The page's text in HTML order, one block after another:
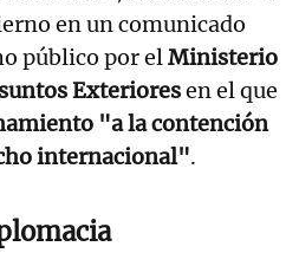
en un comunicado
público por elMinisterio
Exterioresen el que
"a la contención
internacional".